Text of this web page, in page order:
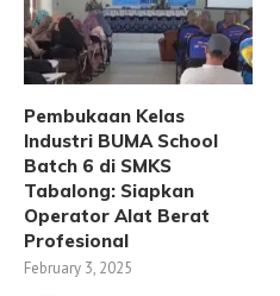
Pembukaan Kelas
Industri BUMA School
Batch 6 di SMKS
Tabalong: Siapkan
Operator Alat Berat
Profesional
February 3, 2025